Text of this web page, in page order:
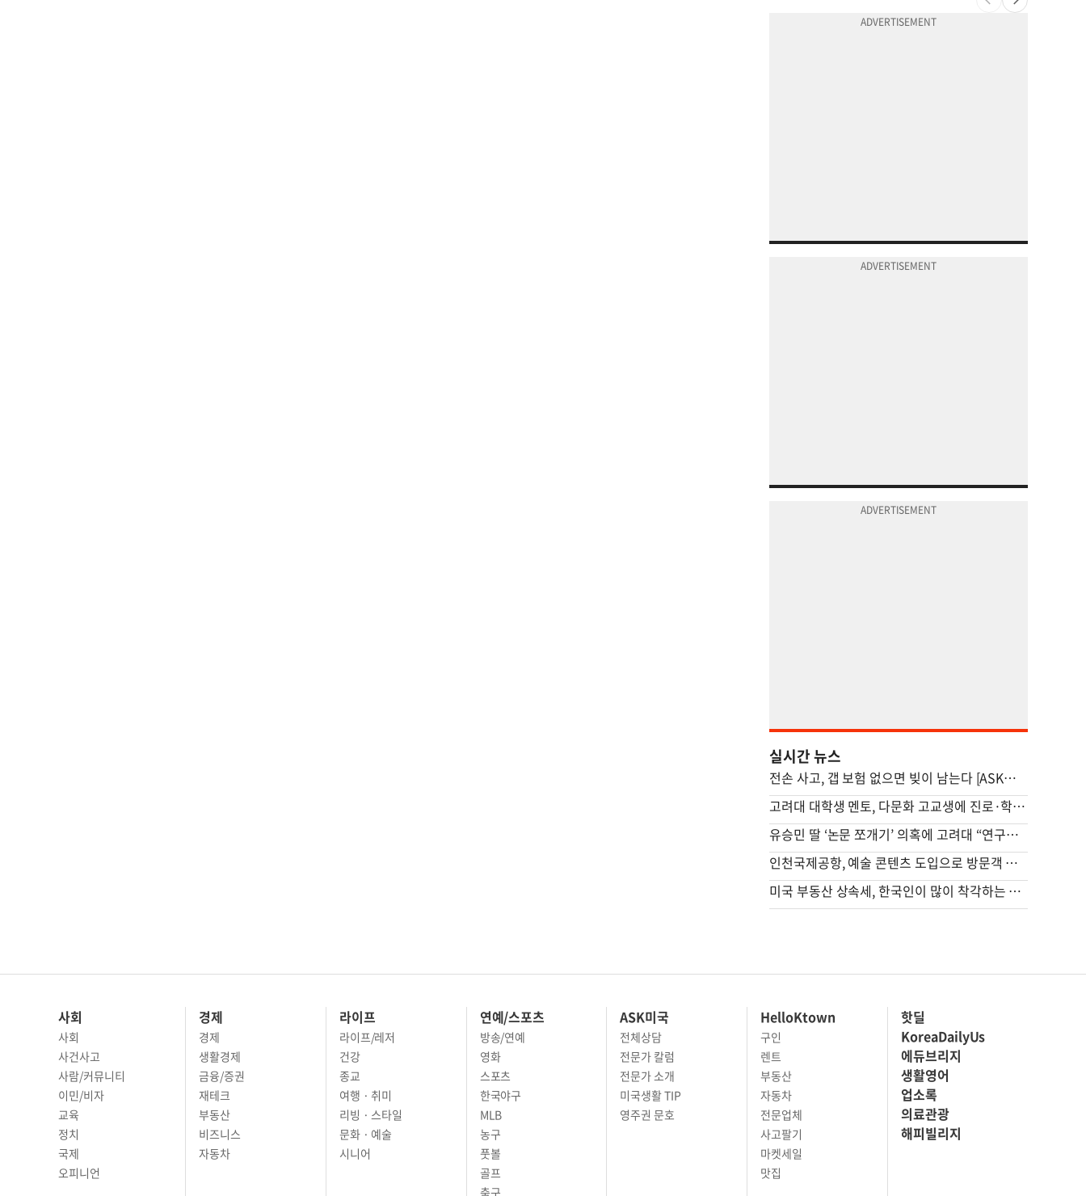
실시간 뉴스
전손 사고, 갭 보험 없으면 빚이 남는다 [ASK미국 레몬법/교통사고/상해-최미수 변호사]
고려대 대학생 멘토, 다문화 고교생에 진로·학습 맞춤 조언
유승민 딸 ‘논문 쪼개기’ 의혹에 고려대 “연구부정행위 아냐”
인천국제공항, 예술 콘텐츠 도입으로 방문객 눈길 사로잡아
미국 부동산 상속세, 한국인이 많이 착각하는 것들 [ASK미국 상속법-박하얀 변호사]
사회
사회
사건사고
사람/커뮤니티
이민/비자
교육
정치
국제
오피니언
경제
경제
생활경제
금융/증권
재테크
부동산
비즈니스
자동차
라이프
라이프/레저
건강
종교
여행 · 취미
리빙 · 스타일
문화 · 예술
시니어
연예/스포츠
방송/연예
영화
스포츠
한국야구
MLB
농구
풋볼
골프
축구
ASK미국
전체상담
전문가 칼럼
전문가 소개
미국생활 TIP
영주권 문호
HelloKtown
구인
렌트
부동산
자동차
전문업체
사고팔기
마켓세일
맛집
핫딜
KoreaDailyUs
에듀브리지
생활영어
업소록
의료관광
해피빌리지